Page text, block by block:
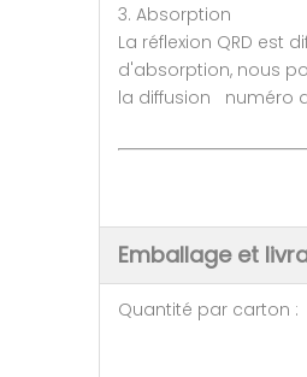
3. Absorption
La réflexion QRD est
d'absorption, nous
la diffusion numéro
Emballage et
Quantité